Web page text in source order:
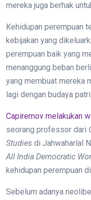
mereka juga berhak
Kehidupan perempuan
kebijakan yang
perempuan baik yang
menanggung beban
yang membuat mereka
lagi dengan budaya
Capiremov melakukan
seorang professor dari
Studies di Jahwaharlal
All India Democratic
kehidupan perempuan
Sebelum adanya